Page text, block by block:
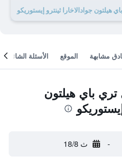
مشابهة الموقع الأسئلة الشائعة
باي هيلتون
- ث 18/8